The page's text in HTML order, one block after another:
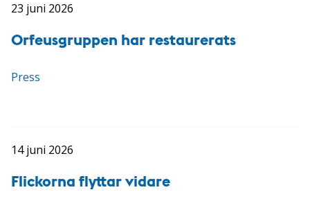
23 juni 2026
Orfeusgruppen har restaurerats
Press
14 juni 2026
Flickorna flyttar vidare